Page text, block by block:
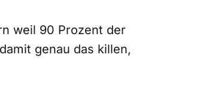
weil 90 Prozent der
genau das killen,